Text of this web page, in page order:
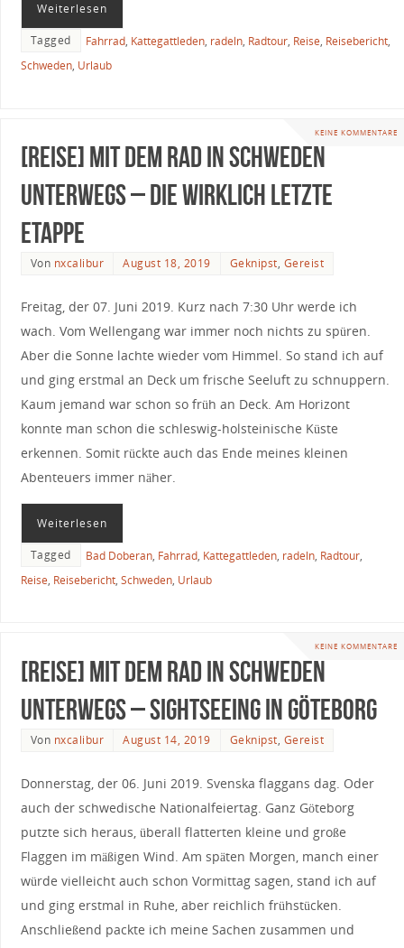
Weiterlesen
Tagged Fahrrad, Kattegattleden, radeln, Radtour, Reise, Reisebericht,
Schweden, Urlaub
KEINE KOMMENTARE
[Reise] Mit dem Rad in Schweden
unterwegs – Die wirklich letzte
Etappe
Von nxcalibur August 18, 2019 Geknipst, Gereist
Freitag, der 07. Juni 2019. Kurz nach 7:30 Uhr werde ich
wach. Vom Wellengang war immer noch nichts zu spüren.
Aber die Sonne lachte wieder vom Himmel. So stand ich auf
und ging erstmal an Deck um frische Seeluft zu schnuppern.
Kaum jemand war schon so früh an Deck. Am Horizont
konnte man schon die schleswig-holsteinische Küste
erkennen. Somit rückte auch das Ende meines kleinen
Abenteuers immer näher.
Weiterlesen
Tagged Bad Doberan, Fahrrad, Kattegattleden, radeln, Radtour,
Reise, Reisebericht, Schweden, Urlaub
KEINE KOMMENTARE
[Reise] Mit dem Rad in Schweden
unterwegs – Sightseeing in Göteborg
Von nxcalibur August 14, 2019 Geknipst, Gereist
Donnerstag, der 06. Juni 2019. Svenska flaggans dag. Oder
auch der schwedische Nationalfeiertag. Ganz Göteborg
putzte sich heraus, überall flatterten kleine und große
Flaggen im mäßigen Wind. Am späten Morgen, manch einer
würde vielleicht auch schon Vormittag sagen, stand ich auf
und ging erstmal in Ruhe, aber reichlich frühstücken.
Anschließend packte ich meine Sachen zusammen und